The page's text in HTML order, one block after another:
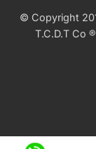
© Copyright
T.C.D.T Co